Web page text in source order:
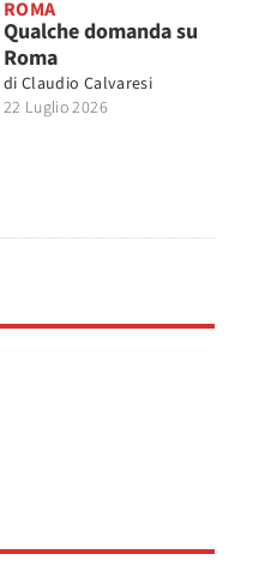
ROMA
Qualche domanda su
Roma
di Claudio Calvaresi
22 Luglio 2026